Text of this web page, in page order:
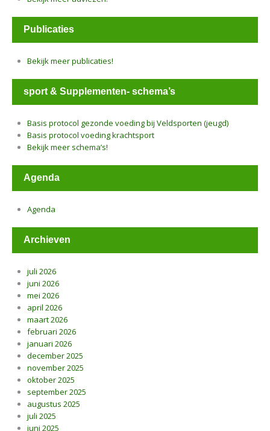
Publicaties
Bekijk meer publicaties!
sport & Supplementen- schema’s
Basis protocol gezonde voeding bij Veldsporten (jeugd)
Basis protocol voeding krachtsport
Bekijk meer schema’s!
Agenda
Agenda
Archieven
juli 2026
juni 2026
mei 2026
april 2026
maart 2026
februari 2026
januari 2026
december 2025
november 2025
oktober 2025
september 2025
augustus 2025
juli 2025
juni 2025